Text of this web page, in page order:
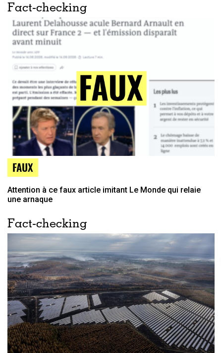
Fact-checking
FAUX
Attention à ce faux article imitant Le Monde qui relaie
une arnaque
Fact-checking